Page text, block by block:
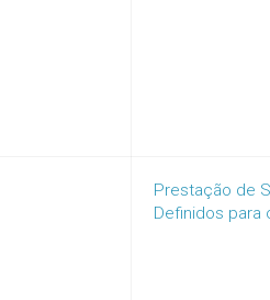
Prestação de
Definidos para